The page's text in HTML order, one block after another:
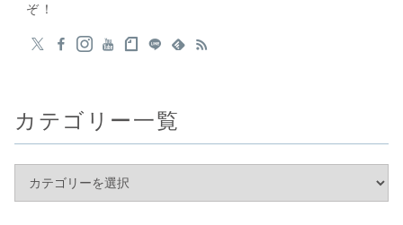
ぞ！
カテゴリー一覧